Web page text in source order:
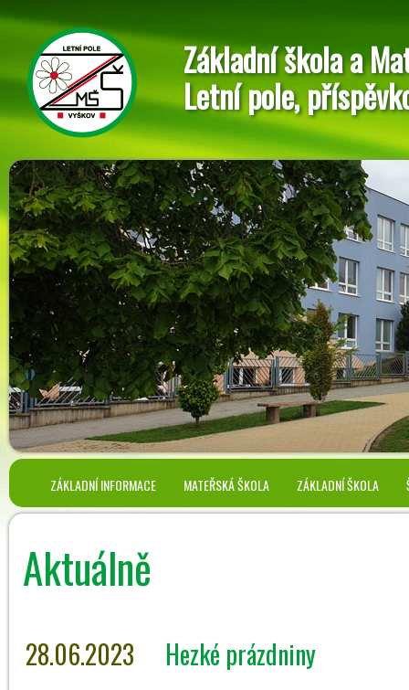
Základní škola a
Letní pole,
ZÁKLADNÍ INFORMACE MATEŘSKÁ ŠKOLA ZÁKLADNÍ ŠKOLA
Aktuálně
28.06.2023 Hezké prázdniny